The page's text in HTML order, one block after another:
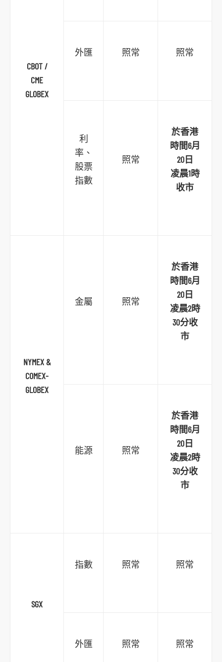
CBOT /
CME
GLOBEX
外匯 照常 照常
利
率、
股票
指數
照常
於香港
時間6月
20日
凌晨1時
收市
NYMEX &
COMEX-
GLOBEX
金屬 照常
於香港
時間6月
20日
凌晨2時
30分收
市
能源 照常
於香港
時間6月
20日
凌晨2時
30分收
市
SGX
指數 照常 照常
外匯 照常 照常